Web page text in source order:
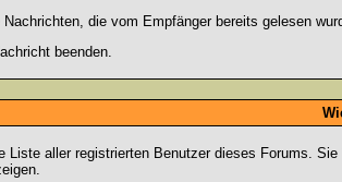
die vom Empfänger bereits gelesen
beenden.
aller registrierten Benutzer dieses Forums.